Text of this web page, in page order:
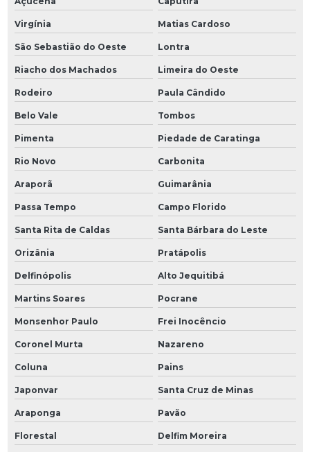
Virgínia Matias Cardoso
São Sebastião do Oeste Lontra
Riacho dos Machados Limeira do Oeste
Rodeiro Paula Cândido
Belo Vale Tombos
Pimenta Piedade de Caratinga
Rio Novo Carbonita
Araporã Guimarânia
Passa Tempo Campo Florido
Santa Rita de Caldas Santa Bárbara do Leste
Orizânia Pratápolis
Delfinópolis Alto Jequitibá
Martins Soares Pocrane
Monsenhor Paulo Frei Inocêncio
Coronel Murta Nazareno
Coluna Pains
Japonvar Santa Cruz de Minas
Araponga Pavão
Florestal Delfim Moreira